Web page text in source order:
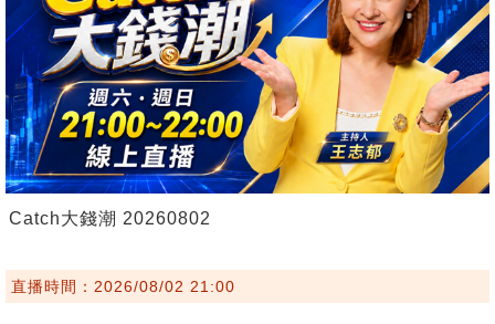
Catch大錢潮 20260802
直播時間：2026/08/02 21:00